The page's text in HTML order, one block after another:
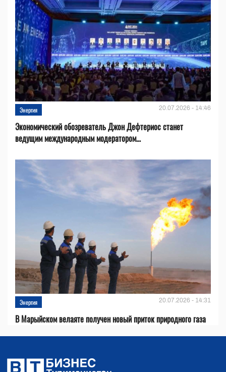
Энергия 20.07.2026 - 14:46
Экономический обозреватель Джон Дефтериос станет
ведущим международным модератором...
Энергия 20.07.2026 - 14:31
В Марыйском велаяте получен новый приток природного газа